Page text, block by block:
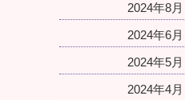
2024年8月
2024年6月
2024年5月
2024年4月